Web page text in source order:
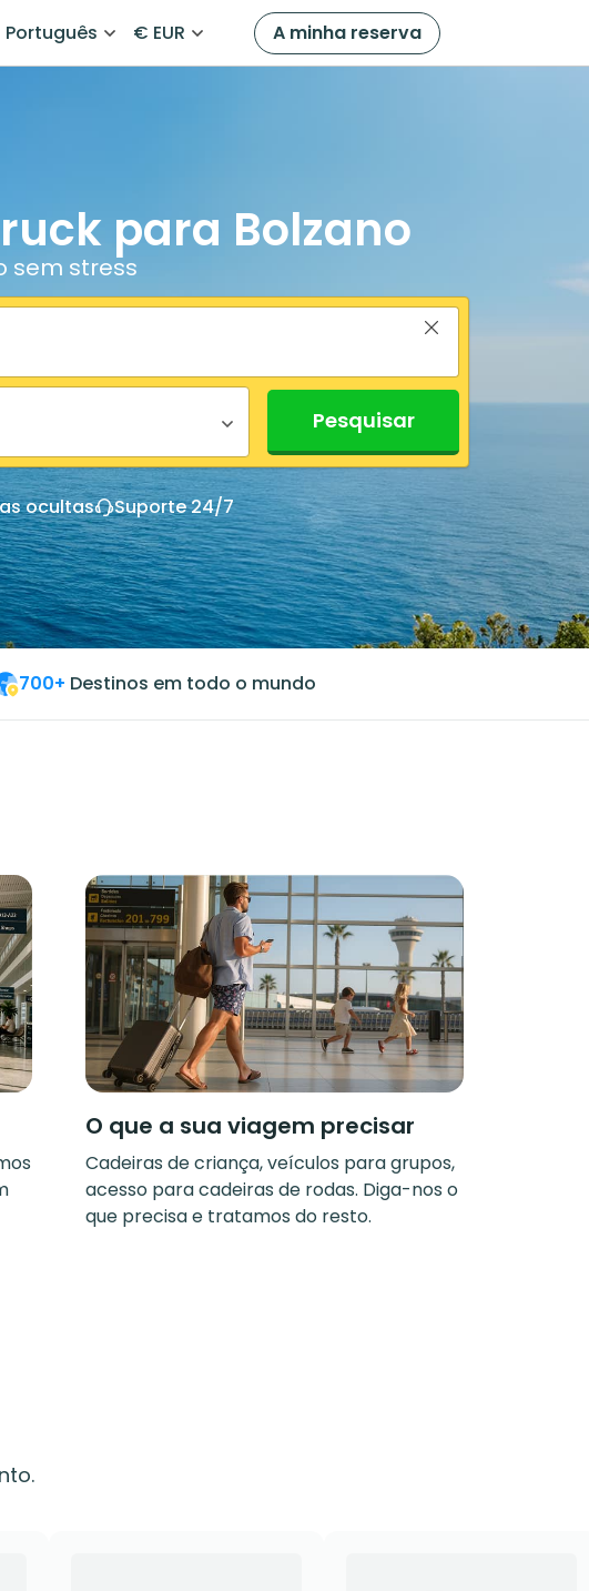
Português € EUR A minha reserva
para Bolzano
sem stress
Pesquisar
ocultas Suporte 24/7
700+ Destinos em todo o mundo
O que a sua viagem precisar
Cadeiras de criança, veículos para grupos,
acesso para cadeiras de rodas. Diga-nos o
que precisa e tratamos do resto.